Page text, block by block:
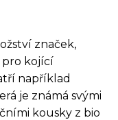
značek,
pro kojící
například
je známá svými
kousky z bio